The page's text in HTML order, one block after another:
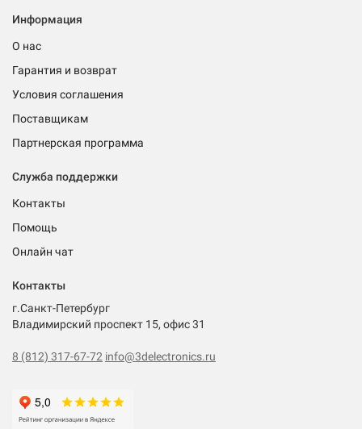
Информация
О нас
Гарантия и возврат
Условия соглашения
Поставщикам
Партнерская программа
Служба поддержки
Контакты
Помощь
Онлайн чат
Контакты
г.Санкт-Петербург
Владимирский проспект 15, офис 31
8 (812) 317-67-72 info@3delectronics.ru